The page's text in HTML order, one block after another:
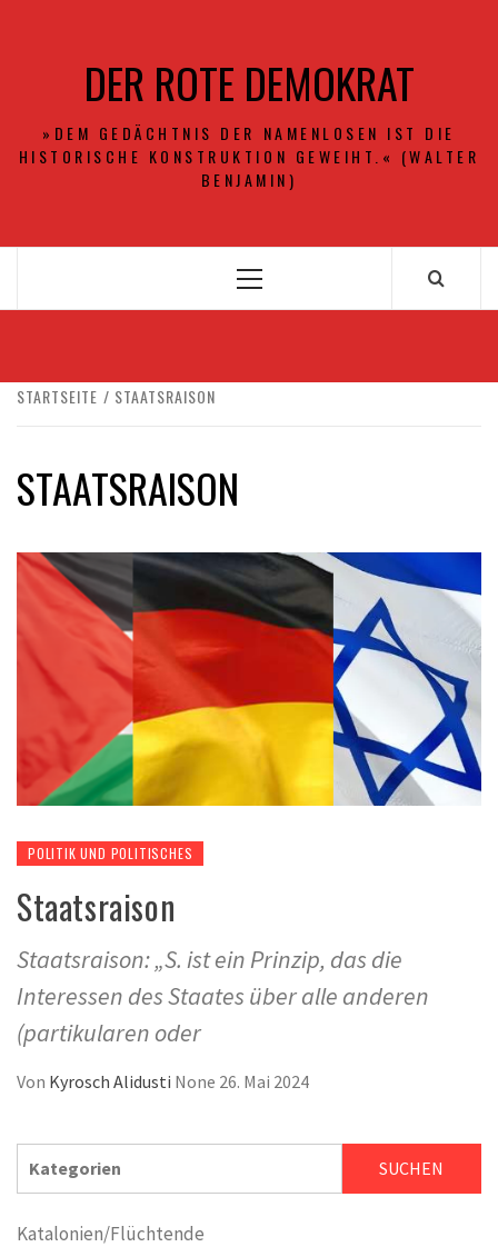
DER ROTE DEMOKRAT
»DEM GEDÄCHTNIS DER NAMENLOSEN IST DIE
HISTORISCHE KONSTRUKTION GEWEIHT.« (WALTER
BENJAMIN)
Primäres
STARTSEITE STAATSRAISON
STAATSRAISON
POLITIK UND POLITISCHES
Staatsraison
Staatsraison: „S. ist ein Prinzip, das die
Interessen des Staates über alle anderen
(partikularen oder
Von Kyrosch Alidusti None 26. Mai 2024
SUCHEN SUCHEN
Katalonien/Flüchtende